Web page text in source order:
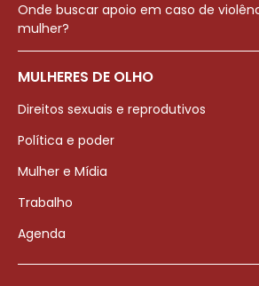
Onde buscar apoio em caso de
mulher?
MULHERES DE OLHO
Direitos sexuais e reprodutivos
Política e poder
Mulher e Mídia
Trabalho
Agenda